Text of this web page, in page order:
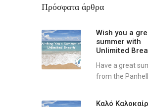
Πρόσφατα άρθρα
Wish you a
summer with
Unlimited
Have a great
from the
Καλό